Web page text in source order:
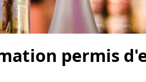
permis